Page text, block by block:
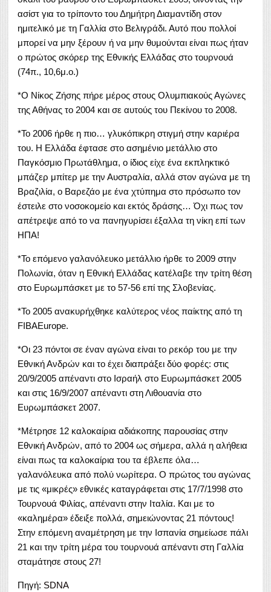
ασίστ για το τρίποντο του Δημήτρη Διαμαντίδη στον
ημιτελικό με τη Γαλλία στο Βελιγράδι. Αυτό που πολλοί
μπορεί να μην ξέρουν ή να μην θυμούνται είναι πως ήταν
ο πρώτος σκόρερ της Εθνικής Ελλάδας στο τουρνουά
(74π., 10,6μ.ο.)
*Ο Νίκος Ζήσης πήρε μέρος στους Ολυμπιακούς Αγώνες
της Αθήνας το 2004 και σε αυτούς του Πεκίνου το 2008.
*Το 2006 ήρθε η πιο… γλυκόπικρη στιγμή στην καριέρα
του. Η Ελλάδα έφτασε στο ασημένιο μετάλλιο στο
Παγκόσμιο Πρωτάθλημα, ο ίδιος είχε ένα εκπληκτικό
μπάζερ μπίτερ με την Αυστραλία, αλλά στον αγώνα με τη
Βραζιλία, ο Βαρεζάο με ένα χτύπημα στο πρόσωπο τον
έστειλε στο νοσοκομείο και εκτός δράσης… Όχι πως τον
απέτρεψε από το να πανηγυρίσει έξαλλα τη νίκη επί των
ΗΠΑ!
*Το επόμενο γαλανόλευκο μετάλλιο ήρθε το 2009 στην
Πολωνία, όταν η Εθνική Ελλάδας κατέλαβε την τρίτη θέση
στο Ευρωμπάσκετ με το 57-56 επί της Σλοβενίας.
*Το 2005 ανακυρήχθηκε καλύτερος νέος παίκτης από τη
FIBAEurope.
*Οι 23 πόντοι σε έναν αγώνα είναι το ρεκόρ του με την
Εθνική Ανδρών και το έχει διαπράξει δύο φορές: στις
20/9/2005 απέναντι στο Ισραήλ στο Ευρωμπάσκετ 2005
και στις 16/9/2007 απέναντι στη Λιθουανία στο
Ευρωμπάσκετ 2007.
*Μέτρησε 12 καλοκαίρια αδιάκοπης παρουσίας στην
Εθνική Ανδρών, από το 2004 ως σήμερα, αλλά η αλήθεια
είναι πως τα καλοκαίρια του τα έβλεπε όλα…
γαλανόλευκα από πολύ νωρίτερα. Ο πρώτος του αγώνας
με τις «μικρές» εθνικές καταγράφεται στις 17/7/1998 στο
Τουρνουά Φιλίας, απέναντι στην Ιταλία. Και με το
«καλημέρα» έδειξε πολλά, σημειώνοντας 21 πόντους!
Στην επόμενη αναμέτρηση με την Ισπανία σημείωσε πάλι
21 και την τρίτη μέρα του τουρνουά απέναντι στη Γαλλία
σταμάτησε στους 27!
Πηγή: SDNA